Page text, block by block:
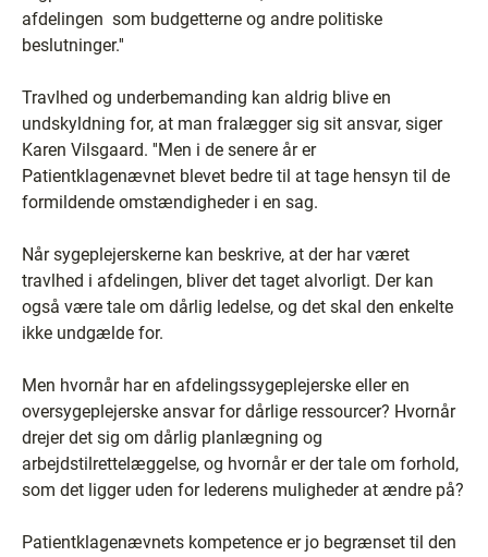
afdelingen ­ som budgetterne og andre politiske
beslutninger.''
Travlhed og underbemanding kan aldrig blive en
undskyldning for, at man fralægger sig sit ansvar, siger
Karen Vilsgaard. ''Men i de senere år er
Patientklagenævnet blevet bedre til at tage hensyn til de
formildende omstændigheder i en sag.
Når sygeplejerskerne kan beskrive, at der har været
travlhed i afdelingen, bliver det taget alvorligt. Der kan
også være tale om dårlig ledelse, og det skal den enkelte
ikke undgælde for.
Men hvornår har en afdelingssygeplejerske eller en
oversygeplejerske ansvar for dårlige ressourcer? Hvornår
drejer det sig om dårlig planlægning og
arbejdstilrettelæggelse, og hvornår er der tale om forhold,
som det ligger uden for lederens muligheder at ændre på?
Patientklagenævnets kompetence er jo begrænset til den